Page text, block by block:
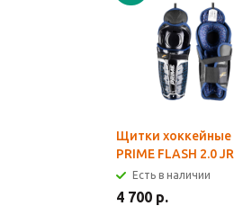
Щитки хоккейные
PRIME FLASH 2.0 JR
Есть в наличии
4 700 р.